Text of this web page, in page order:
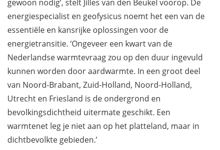
gewoon nodig’, stelt Jilles van den Beukel voorop. De
energiespecialist en geofysicus noemt het een van de
essentiële en kansrijke oplossingen voor de
energietransitie. ‘Ongeveer een kwart van de
Nederlandse warmtevraag zou op den duur ingevuld
kunnen worden door aardwarmte. In een groot deel
van Noord-Brabant, Zuid-Holland, Noord-Holland,
Utrecht en Friesland is de ondergrond en
bevolkingsdichtheid uitermate geschikt. Een
warmtenet leg je niet aan op het platteland, maar in
dichtbevolkte gebieden.’